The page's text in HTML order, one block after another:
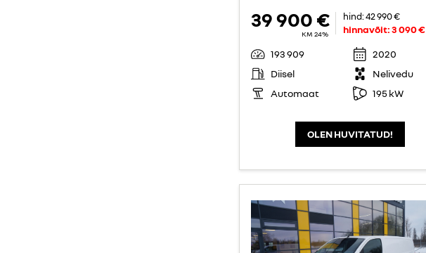
39 900 €
KM 24%
hind:42 990 €
hinnavõit:3 090 €
193 909
2020
Diisel
Nelivedu
Automaat
195 kW
OLEN HUVITATUD!